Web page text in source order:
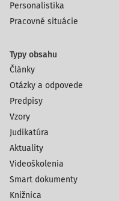
Personalistika
Pracovné situácie
Typy obsahu
Články
Otázky a odpovede
Predpisy
Vzory
Judikatúra
Aktuality
Videoškolenia
Smart dokumenty
Knižnica